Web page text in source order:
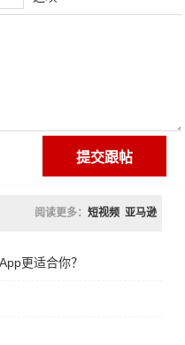
阅读更多： 短视频 亚马逊
更适合你？